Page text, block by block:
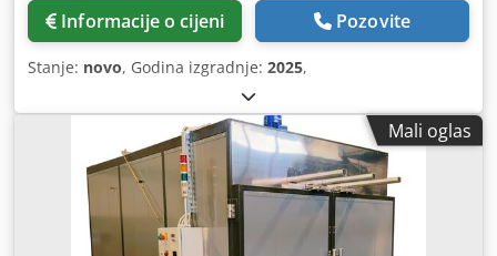
Informacije o cijeni Pozovite
Stanje: novo, Godina izgradnje: 2025,
Mali oglas